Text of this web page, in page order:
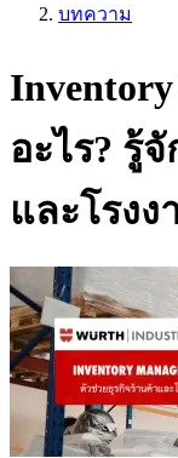
บทความ
อะไร? รู้
และโรงง